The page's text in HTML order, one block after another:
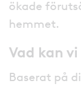
ökade
hemmet.
Vad kan
Baserat på